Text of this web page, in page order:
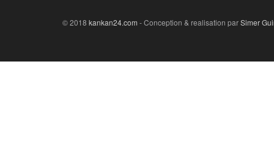
© 2018 kankan24.com - Conception & realisation parSimer